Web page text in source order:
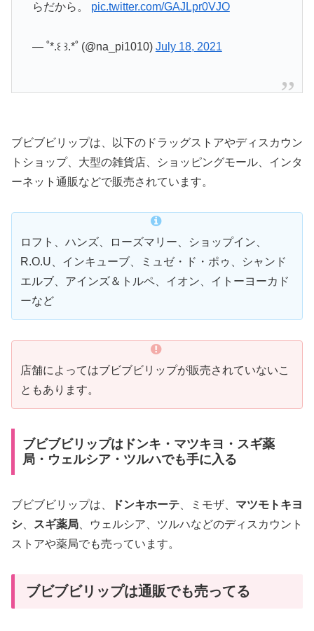
らだから。 pic.twitter.com/GAJLpr0VJO
— ˚*.꒰ ꒱.*˚ (@na_pi1010) July 18, 2021
ブビブビリップは、以下のドラッグストアやディスカウン
トショップ、大型の雑貨店、ショッピングモール、インタ
ーネット通販などで販売されています。
ロフト、ハンズ、ローズマリー、ショップイン、
R.O.U、インキューブ、ミュゼ・ド・ポゥ、シャンド
エルブ、アインズ＆トルペ、イオン、イトーヨーカド
ーなど
店舗によってはブビブビリップが販売されていないこ
ともあります。
ブビブビリップはドンキ・マツキヨ・スギ薬
局・ウェルシア・ツルハでも手に入る
ブビブビリップは、 ドンキホーテ 、ミモザ、 マツモトキヨ
シ
スギ薬局 、ウェルシア、ツルハなどのディスカウント
ストアや薬局でも売っています。
ブビブビリップは通販でも売ってる